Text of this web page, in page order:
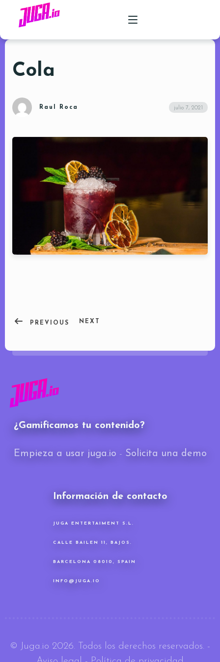
PRODUCTO
PRECIOS
Cola
Raul Roca julio 7, 2021
PREVIOUS NEXT
¿Gamificamos tu contenido?
Empieza a usar juga.io - Solicita una demo
Información de contacto
JUGA ENTERTAIMENT S.L.
CALLE BAILEN 11, BAJOS.
BARCELONA 08010, SPAIN
INFO@JUGA.IO
© Juga.io 2026. Todos los derechos reservados. -